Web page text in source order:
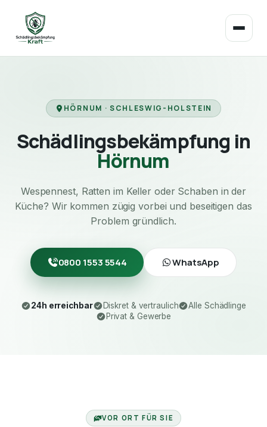
HÖRNUM · SCHLESWIG-HOLSTEIN
Schädlingsbekämpfung in
Hörnum
Wespennest, Ratten im Keller oder Schaben in der
Küche? Wir kommen zügig vorbei und beseitigen das
Problem gründlich.
0800 1553 5544 WhatsApp
24h erreichbar Diskret & vertraulich
Alle Schädlinge
Privat & Gewerbe
VOR ORT FÜR SIE